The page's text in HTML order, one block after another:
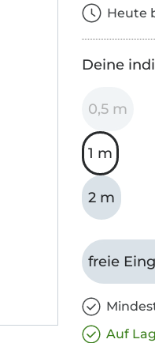
Heute
Deine
0,5 m
1 m
2 m
freie
Auf